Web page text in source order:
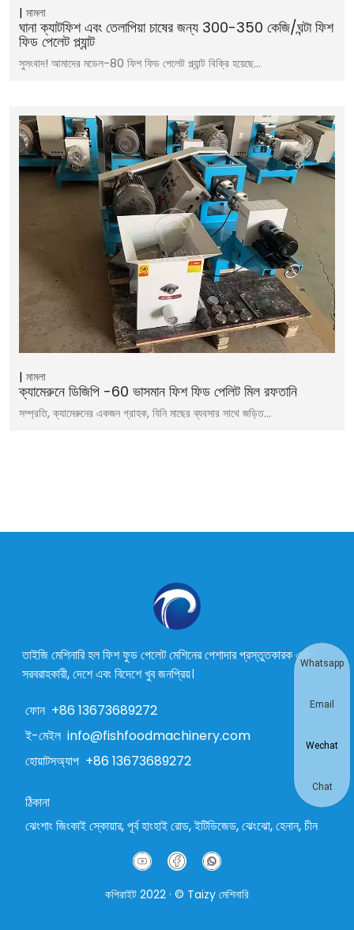
মামলা
ঘানা ক্যাটফিশ এবং তেলাপিয়া চাষের জন্য 300-350 কেজি/ঘন্টা ফিশ
ফিড পেলেট প্ল্যান্ট
সুসংবাদ! আমাদের মডেল-80 ফিশ ফিড পেলেট প্ল্যান্ট বিক্রি হয়েছে...
মামলা
ক্যামেরুনে ডিজিপি -60 ভাসমান ফিশ ফিড পেলিট মিল রফতানি
সম্প্রতি, ক্যামেরুনের একজন গ্রাহক, যিনি মাছের ব্যবসার সাথে জড়িত…
তাইজি মেশিনারি হল ফিশ ফুড পেলেট মেশিনের পেশাদার প্রস্তুতকারক এবং
সরবরাহকারী, দেশে এবং বিদেশে খুব জনপ্রিয়।
ফোন +86 13673689272
ই-মেইল info@fishfoodmachinery.com
হোয়াটসঅ্যাপ +86 13673689272
ঠিকানা
ঝেংশাং জিংকাই স্কোয়ার, পূর্ব হাংহাই রোড, ইটিডিজেড, ঝেংঝো, হেনান, চীন
কপিরাইট 2022 · © Taizy মেশিনারি
Whatsapp
Email
Wechat
Chat